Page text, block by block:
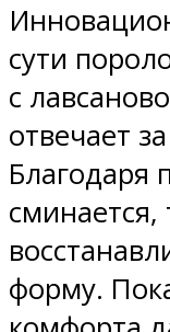
сути
с
отвечает
Благодаря
сминается,
форму.